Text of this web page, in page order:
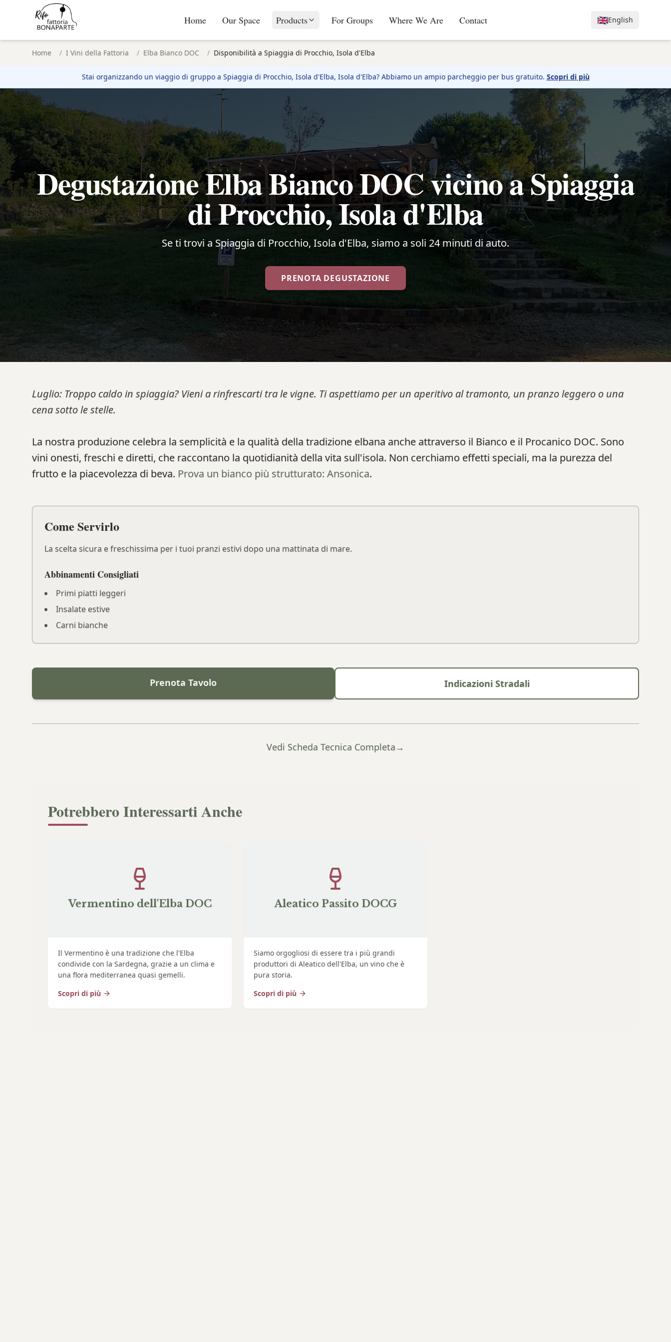
Home Our Space Products For Groups Where We Are Contact 🇬🇧English
Home / I Vini della Fattoria / Elba Bianco DOC / Disponibilità a Spiaggia di Procchio, Isola d'Elba
Stai organizzando un viaggio di gruppo a Spiaggia di Procchio, Isola d'Elba, Isola d'Elba? Abbiamo un ampio parcheggio per bus gratuito. Scopri di più
Degustazione Elba Bianco DOC vicino a Spiaggia
di Procchio, Isola d'Elba
Se ti trovi a Spiaggia di Procchio, Isola d'Elba, siamo a soli 24 minuti di auto.
PRENOTA DEGUSTAZIONE
Luglio: Troppo caldo in spiaggia? Vieni a rinfrescarti tra le vigne. Ti aspettiamo per un aperitivo al tramonto, un pranzo leggero o una
cena sotto le stelle.
La nostra produzione celebra la semplicità e la qualità della tradizione elbana anche attraverso il Bianco e il Procanico DOC. Sono
vini onesti, freschi e diretti, che raccontano la quotidianità della vita sull'isola. Non cerchiamo effetti speciali, ma la purezza del
frutto e la piacevolezza di beva. Prova un bianco più strutturato: Ansonica.
Come Servirlo
La scelta sicura e freschissima per i tuoi pranzi estivi dopo una mattinata di mare.
Abbinamenti Consigliati
Primi piatti leggeri
Insalate estive
Carni bianche
Prenota Tavolo Indicazioni Stradali
Vedi Scheda Tecnica Completa→
Potrebbero Interessarti Anche
Vermentino dell'Elba DOC
Il Vermentino è una tradizione che l'Elba
condivide con la Sardegna, grazie a un clima e
una flora mediterranea quasi gemelli.
Scopri di più
Aleatico Passito DOCG
Siamo orgogliosi di essere tra i più grandi
produttori di Aleatico dell'Elba, un vino che è
pura storia.
Scopri di più